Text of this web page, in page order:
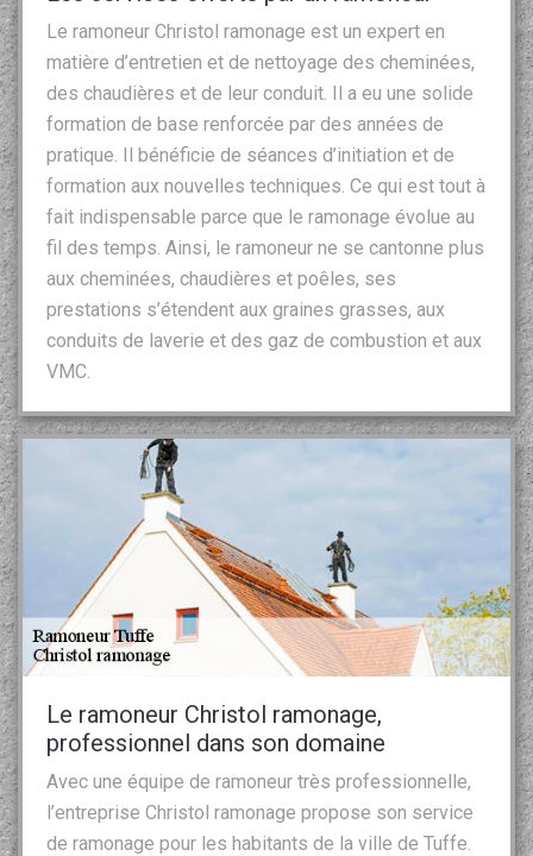
Le ramoneur Christol ramonage est un expert en
matière d’entretien et de nettoyage des cheminées,
des chaudières et de leur conduit. Il a eu une solide
formation de base renforcée par des années de
pratique. Il bénéficie de séances d’initiation et de
formation aux nouvelles techniques. Ce qui est tout à
fait indispensable parce que le ramonage évolue au
fil des temps. Ainsi, le ramoneur ne se cantonne plus
aux cheminées, chaudières et poêles, ses
prestations s’étendent aux graines grasses, aux
conduits de laverie et des gaz de combustion et aux
VMC.
Le ramoneur Christol ramonage,
professionnel dans son domaine
Avec une équipe de ramoneur très professionnelle,
l’entreprise Christol ramonage propose son service
de ramonage pour les habitants de la ville de Tuffe.